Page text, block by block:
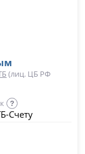
(лиц. ЦБ РФ
?
Счету